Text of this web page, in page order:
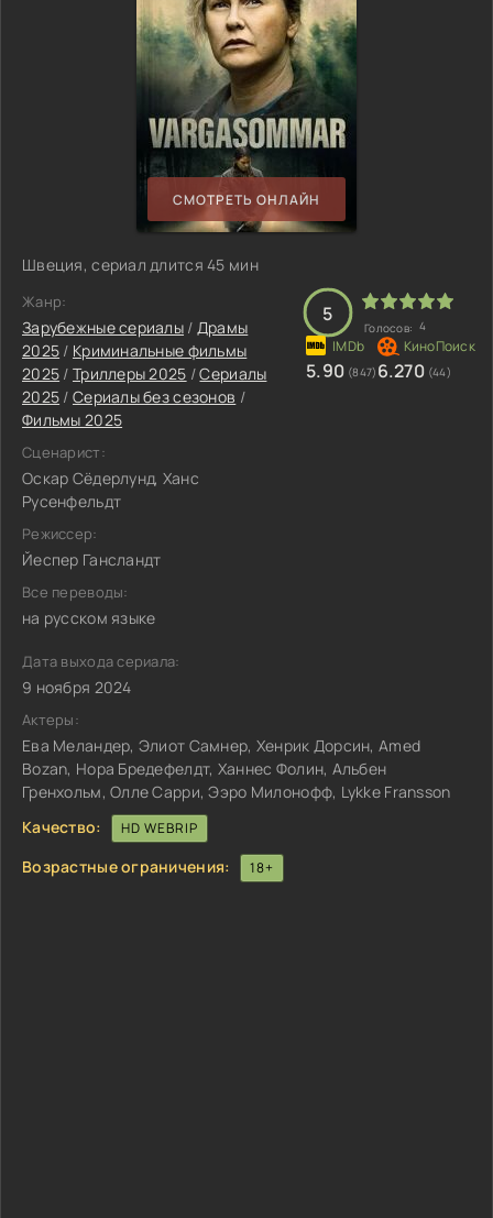
СМОТРЕТЬ ОНЛАЙН
Швеция, сериал длится 45 мин
Жанр:
Зарубежные сериалы / Драмы
2025 / Криминальные фильмы
2025 / Триллеры 2025 /Сериалы
2025 / Сериалы без сезонов /
Фильмы 2025
Сценарист:
Оскар Сёдерлунд, Ханс
Русенфельдт
Режиссер:
Йеспер Гансландт
Все переводы:
на русском языке
5
Голосов: 4
5.90 (847) 6.270 (44)
Дата выхода сериала:
9 ноября 2024
Актеры:
Ева Меландер, Элиот Самнер, Хенрик Дорсин, Amed
Bozan, Нора Бредефелдт, Ханнес Фолин, Альбен
Гренхольм, Олле Сарри, Ээро Милонофф, Lykke Fransson
Качество:
HD WEBRIP
Возрастные ограничения: 18+